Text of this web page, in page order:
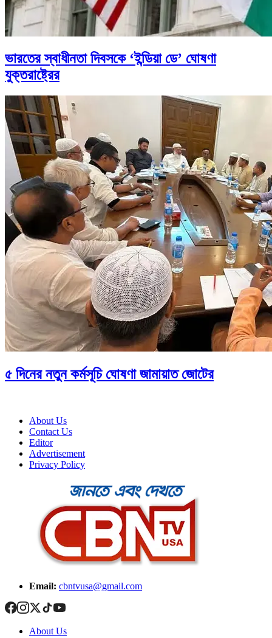
ভারতের স্বাধীনতা দিবসকে ‘ইন্ডিয়া ডে’ ঘোষণা
যুক্তরাষ্ট্রের
৫ দিনের নতুন কর্মসূচি ঘোষণা জামায়াত জোটের
About Us
Contact Us
Editor
Advertisement
Privacy Policy
Email: cbntvusa@gmail.com
About Us